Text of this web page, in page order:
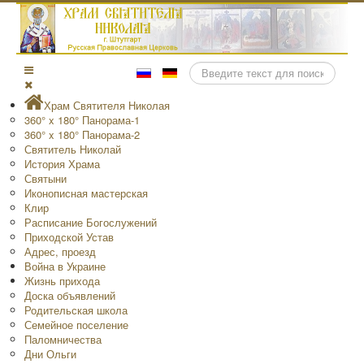
Поиск
Храм Святителя Николая
360° x 180° Панорама-1
360° x 180° Панорама-2
Святитель Николай
История Храма
Святыни
Иконописная мастерская
Клир
Расписание Богослужений
Приходской Устав
Адрес, проезд
Война в Украине
Жизнь прихода
Доска объявлений
Родительская школа
Семейное поселение
Паломничества
Дни Ольги